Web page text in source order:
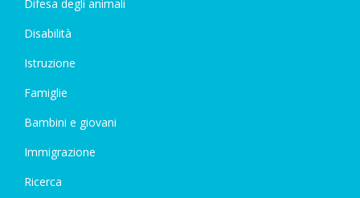
Difesa degli animali
Disabilità
Istruzione
Famiglie
Bambini e giovani
Immigrazione
Ricerca